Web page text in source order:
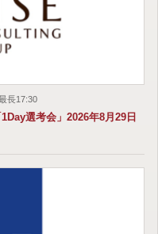
長17:30
選考会」2026年8月29日